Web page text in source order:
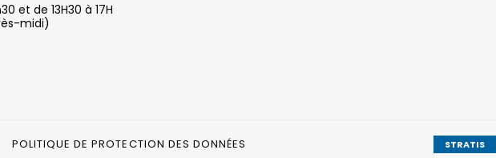
et de 13H30 à 17H
midi)
POLITIQUE DE PROTECTION DES DONNÉES STRATIS